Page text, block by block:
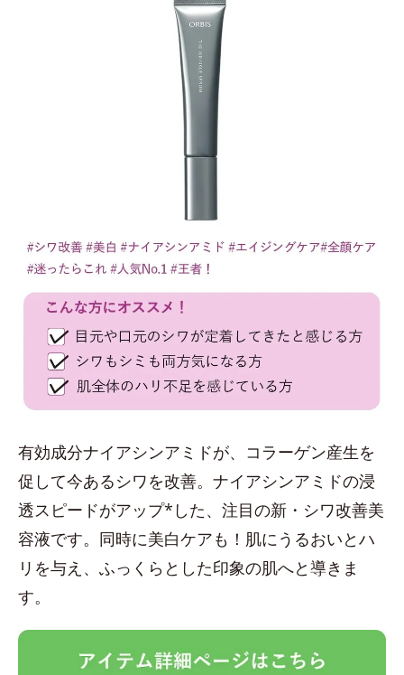
有効成分ナイアシンアミドが、コラーゲン産生を
促して今あるシワを改善。ナイアシンアミドの浸
透スピードがアップ*した、注目の新・シワ改善美
容液です。同時に美白ケアも！肌にうるおいとハ
リを与え、ふっくらとした印象の肌へと導きま
す。